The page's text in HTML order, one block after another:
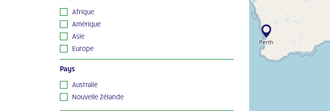
Afrique
Amérique
Asie
Europe
Océanie
Pays
Australie
Nouvelle Zélande